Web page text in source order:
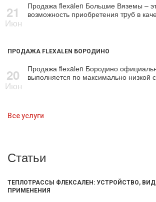
21
Июн
Продажа flехalеn Большие Вяземы –
возможность приобретения тpуб в
ПРОДАЖА FLEXALEN БОРОДИНО
20
Июн
Продажа flехalеn Бородино
выполняется по максимально низкой
Все услуги
Статьи
ТЕПЛОТРАССЫ ФЛЕКСАЛЕН: УСТРОЙСТВО,
ПРИМЕНЕНИЯ